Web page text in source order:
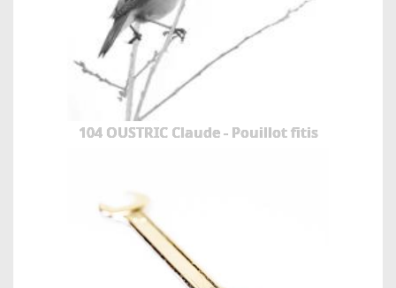
104 OUSTRIC Claude - Pouillot fitis